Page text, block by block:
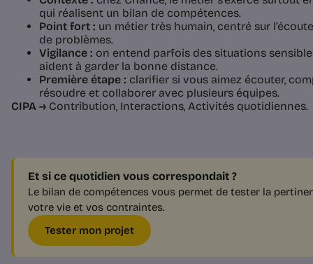
qui réalisent un bilan de compétences.
Point fort : un métier très humain, centré sur
de problèmes.
Vigilance : on entend parfois des situations
aident à garder la bonne distance.
Première étape : clarifier si vous aimez écouter,
résoudre et collaborer avec plusieurs équipes.
CIPA → Contribution, Interactions, Activités quotidiennes.
Et si ce quotidien vous correspondait ?
Le bilan de compétences vous permet de tester la
votre vie et vos contraintes.
Tester mon projet